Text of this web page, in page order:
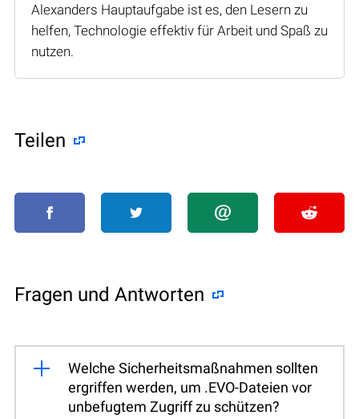
Alexanders Hauptaufgabe ist es, den Lesern zu
helfen, Technologie effektiv für Arbeit und Spaß zu
nutzen.
Teilen
Fragen und Antworten
Welche Sicherheitsmaßnahmen sollten
ergriffen werden, um .EVO-Dateien vor
unbefugtem Zugriff zu schützen?